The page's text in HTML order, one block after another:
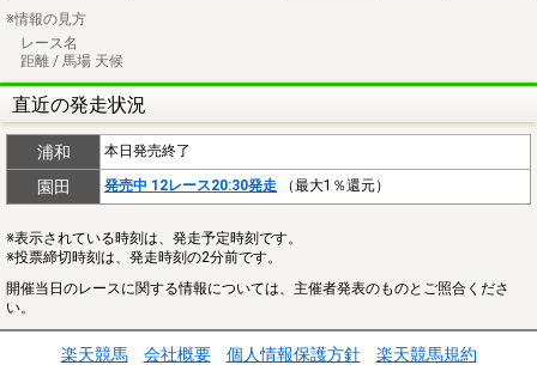
※情報の見方
レース名
距離 / 馬場 天候
直近の発走状況
浦和 本日発売終了
園田 発売中 12レース20:30発走 （最大1％還元）
※表示されている時刻は、発走予定時刻です。
※投票締切時刻は、発走時刻の2分前です。
開催当日のレースに関する情報については、主催者発表のものとご照合くださ
い。
楽天競馬 会社概要 個人情報保護方針 楽天競馬規約